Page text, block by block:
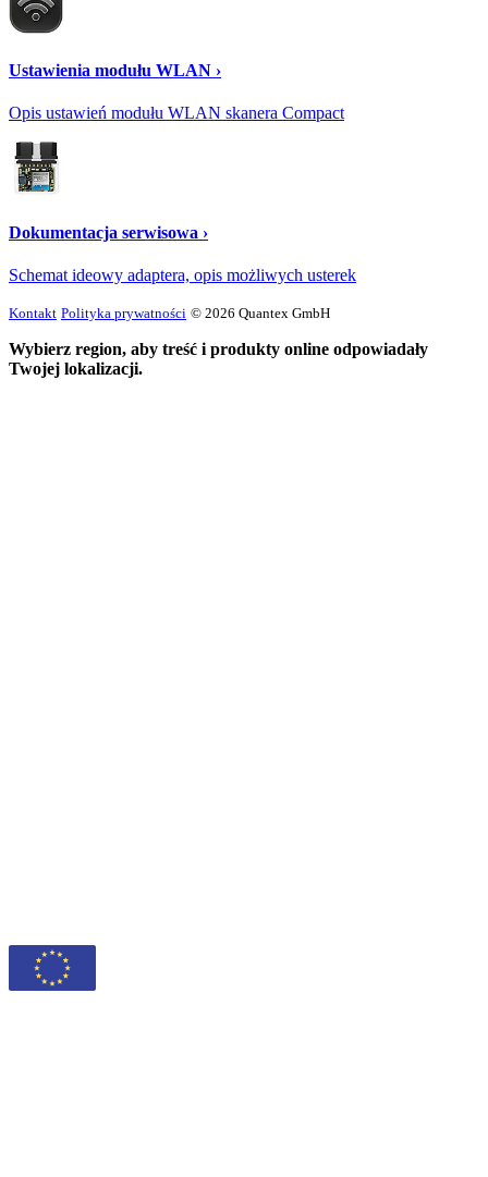
Ustawienia modułu WLAN ›
Opis ustawień modułu WLAN skanera Compact
Dokumentacja serwisowa ›
Schemat ideowy adaptera, opis możliwych usterek
Kontakt Polityka prywatności © 2026 Quantex GmbH
Wybierz region, aby treść i produkty online odpowiadały
Twojej lokalizacji.